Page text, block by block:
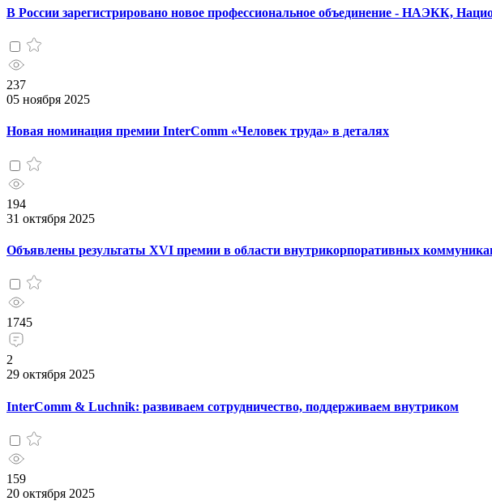
В России зарегистрировано новое профессиональное объединение - НАЭКК,
237
05 ноября 2025
Новая номинация премии InterComm «Человек труда» в деталях
194
31 октября 2025
Объявлены результаты XVI премии в области внутрикорпоративных
1745
2
29 октября 2025
InterComm & Luchnik: развиваем сотрудничество, поддерживаем внутриком
159
20 октября 2025